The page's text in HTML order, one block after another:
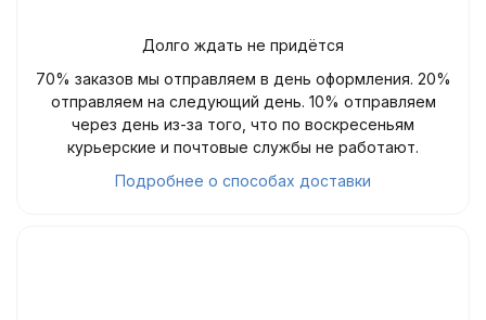
Долго ждать не придётся
70% заказов мы отправляем в день оформления. 20%
отправляем на следующий день. 10% отправляем
через день из-за того, что по воскресеньям
курьерские и почтовые службы не работают.
Подробнее о способах доставки